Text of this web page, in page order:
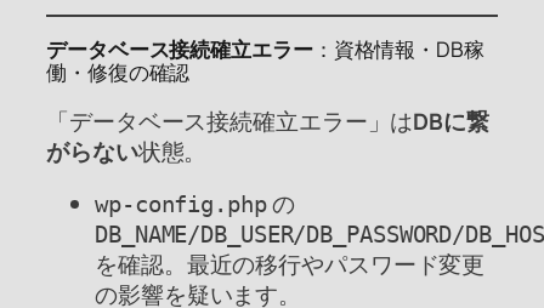
データベース接続確立エラー：資格情報・DB稼
働・修復の確認
「データベース接続確立エラー」はDBに繋
がらない状態。
wp-config.phpの
DB_NAME/DB_USER/DB_PASSWORD/
を確認。最近の移行やパスワード変更
の影響を疑います。